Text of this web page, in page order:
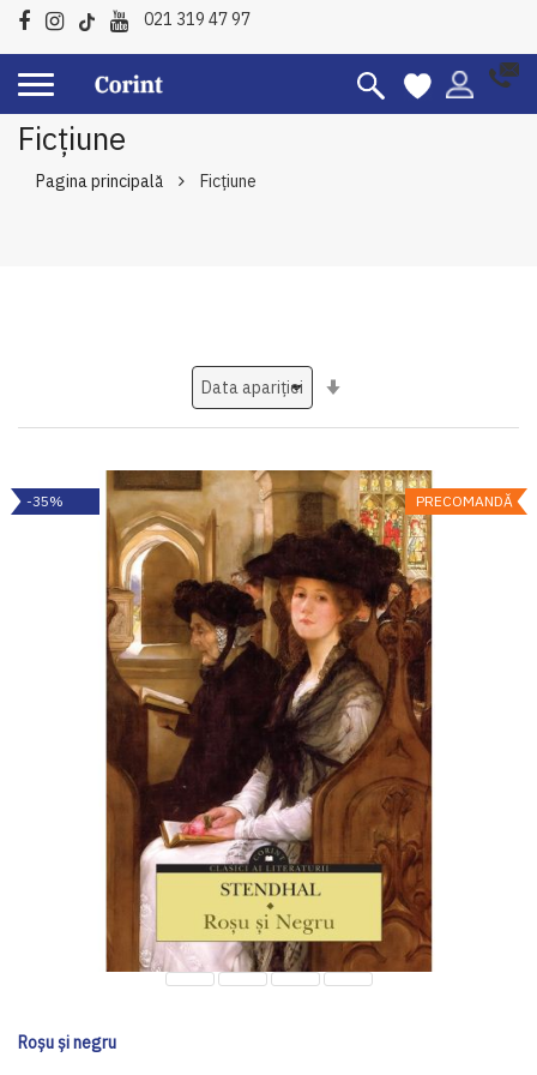
021 319 47 97
Ficțiune
Pagina principală Ficțiune
PRECOMANDĂ
-35%
Roșu și negru